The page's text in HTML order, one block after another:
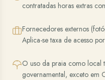
contratadas horas extras
Fornecedores externos
Aplica-se taxa de acesso
O uso da praia como local
governamental, exceto em